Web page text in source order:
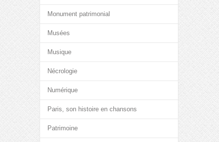
Monument patrimonial
Musées
Musique
Nécrologie
Numérique
Paris, son histoire en chansons
Patrimoine